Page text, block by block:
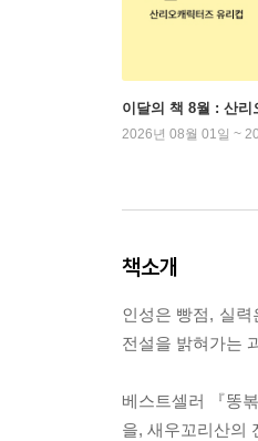
이달의 책 8월 : 산리
2026년 08월 01일 ~
책소개
인성은 빵점, 실
전설을 밝혀가는
베스트셀러 『똥
을, 새우꼬리산의